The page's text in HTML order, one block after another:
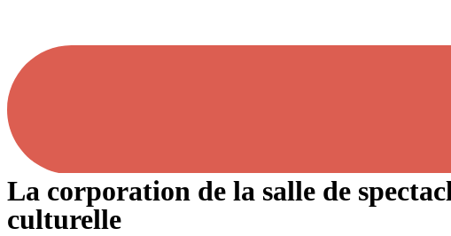
La corporation de la salle de
culturelle